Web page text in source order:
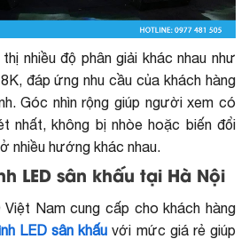
nhiều độ phân giải khác nhau như
đáp ứng nhu cầu của khách hàng
Góc nhìn rộng giúp người xem có
nhất, không bị nhòe hoặc biến đổi
nhiều hướng khác nhau.
LED sân khấu tại Hà Nội
Nam cung cấp cho khách hàng
LED sân khấu với mức giá rẻ giúp